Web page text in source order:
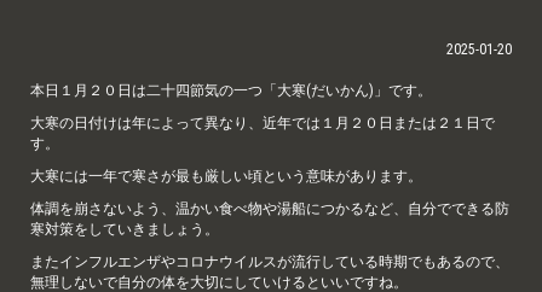
2025-01-20
本日１月２０日は二十四節気の一つ「大寒(だいかん)」です。
大寒の日付けは年によって異なり、近年では１月２０日または２１日で
す。
大寒には一年で寒さが最も厳しい頃という意味があります。
体調を崩さないよう、温かい食べ物や湯船につかるなど、自分でできる防
寒対策をしていきましょう。
またインフルエンザやコロナウイルスが流行している時期でもあるので、
無理しないで自分の体を大切にしていけるといいですね。